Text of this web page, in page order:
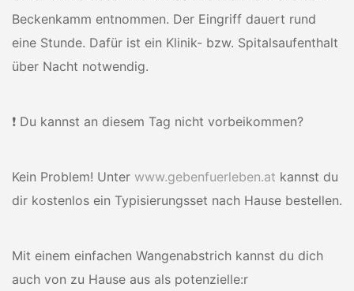
Beckenkamm entnommen. Der Eingriff dauert rund
eine Stunde. Dafür ist ein Klinik- bzw. Spitalsaufenthalt
über Nacht notwendig.
❗ Du kannst an diesem Tag nicht vorbeikommen?
Kein Problem! Unter www.gebenfuerleben.at kannst du
dir kostenlos ein Typisierungsset nach Hause bestellen.
Mit einem einfachen Wangenabstrich kannst du dich
auch von zu Hause aus als potenzielle:r